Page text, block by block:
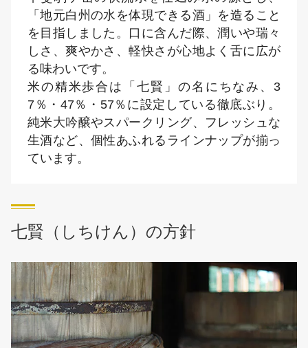
「地元白州の水を体現できる酒」を造ること
を目指しました。口に含んだ際、潤いや瑞々
しさ、爽やかさ、軽快さが心地よく舌に広が
る味わいです。
米の精米歩合は「七賢」の名にちなみ、3
7％・47％・57％に設定している徹底ぶり。
純米大吟醸やスパークリング、フレッシュな
生酒など、個性あふれるラインナップが揃っ
ています。
七賢（しちけん）の方針